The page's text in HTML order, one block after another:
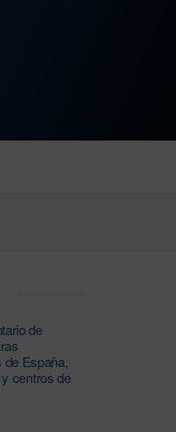
de
de España,
centros de